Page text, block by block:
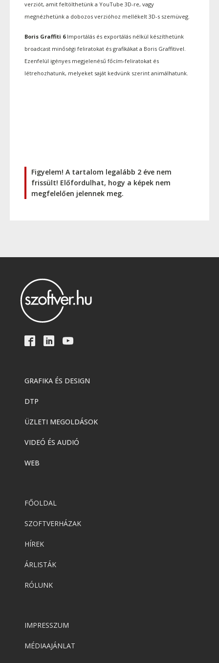
verziót, amit feltölthetünk a YouTube 3D-re, vagy
megnézhetünk a dobozos verzióhoz mellékelt 3D-s szemüveg.
Boris Graffiti 6Importálás és exportálás nélkül készíthetünk
broadcast minőségi feliratokat és grafikákat a Boris Graffitivel.
Ezenfelül igényes megjelenésű főcím-feliratokat és
létrehozhatunk, melyeket saját kedvünk szerint animálhatunk.
Figyelem! A tartalom legalább 2 éve nem
frissült! Előfordulhat, hogy a képek nem
megfelelően jelennek meg.
GRAFIKA ÉS DESIGN
DTP
ÜZLETI MEGOLDÁSOK
VIDEÓ ÉS AUDIÓ
WEB
FŐOLDAL
SZOFTVERHÁZAK
HÍREK
ÁRLISTÁK
RÓLUNK
IMPRESSZUM
MÉDIAAJÁNLAT